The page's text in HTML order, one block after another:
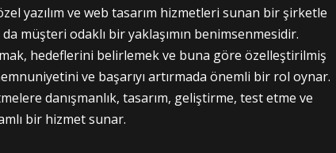
yazılım ve web tasarım hizmetleri sunan bir şirketle
müşteri odaklı bir yaklaşımın benimsenmesidir.
hedeflerini belirlemek ve buna göre özelleştirilmiş
ve başarıyı artırmada önemli bir rol oynar.
danışmanlık, tasarım, geliştirme, test etme ve
bir hizmet sunar.